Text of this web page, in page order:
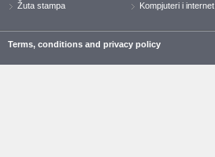
Žuta stampa
Kompjuteri i internet
Terms, conditions and privacy policy